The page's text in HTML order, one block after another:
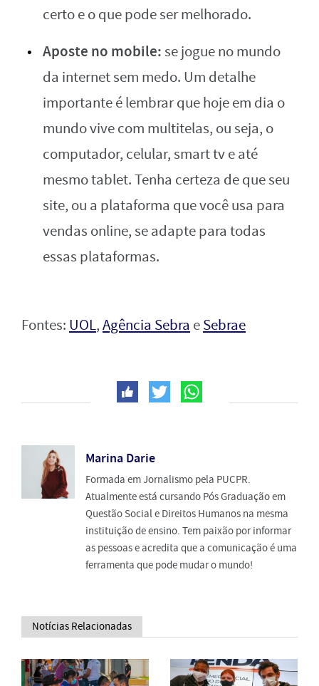
certo e o que pode ser melhorado.
Aposte no mobile:se jogue no mundo
da internet sem medo. Um detalhe
importante é lembrar que hoje em dia o
mundo vive com multitelas, ou seja, o
computador, celular, smart tv e até
mesmo tablet. Tenha certeza de que seu
site, ou a plataforma que você usa para
vendas online, se adapte para todas
essas plataformas.
Fontes: UOL,Agência Sebra eSebrae
Marina Darie
Formada em Jornalismo pela PUCPR.
Atualmente está cursando Pós Graduação em
Questão Social e Direitos Humanos na mesma
instituição de ensino. Tem paixão por informar
as pessoas e acredita que a comunicação é uma
ferramenta que pode mudar o mundo!
Notícias Relacionadas